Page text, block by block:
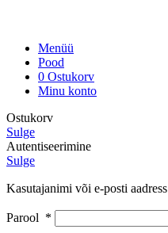
Menüü
Pood
0 Ostukorv
Minu konto
Ostukorv
Sulge
Autentiseerimine
Sulge
Kasutajanimi või e-posti aadress
Parool *